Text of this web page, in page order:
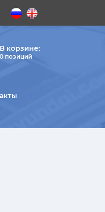
В корзине:
0 позиций